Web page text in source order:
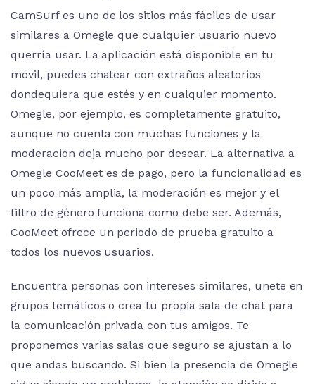
CamSurf es uno de los sitios más fáciles de usar
similares a Omegle que cualquier usuario nuevo
querría usar. La aplicación está disponible en tu
móvil, puedes chatear con extraños aleatorios
dondequiera que estés y en cualquier momento.
Omegle, por ejemplo, es completamente gratuito,
aunque no cuenta con muchas funciones y la
moderación deja mucho por desear. La alternativa a
Omegle CooMeet es de pago, pero la funcionalidad es
un poco más amplia, la moderación es mejor y el
filtro de género funciona como debe ser. Además,
CooMeet ofrece un periodo de prueba gratuito a
todos los nuevos usuarios.
Encuentra personas con intereses similares, unete en
grupos temáticos o crea tu propia sala de chat para
la comunicación privada con tus amigos. Te
proponemos varias salas que seguro se ajustan a lo
que andas buscando. Si bien la presencia de Omegle